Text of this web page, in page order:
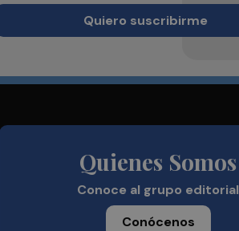
Quiero suscribirme
Quienes Somos
Conoce al grupo editorial
Conócenos